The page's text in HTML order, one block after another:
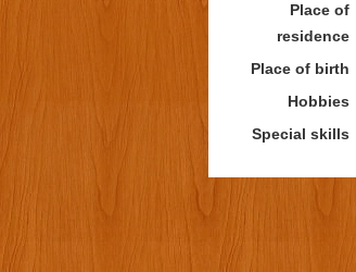
Place of
residence
Place of birth
Hobbies
Special skills